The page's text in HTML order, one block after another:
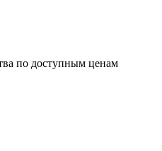
по доступным ценам